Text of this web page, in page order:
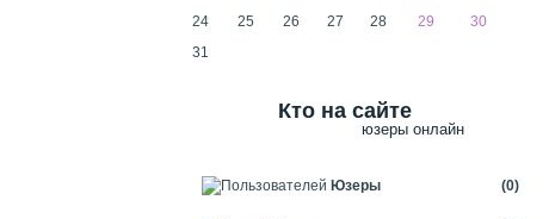
24
25 26 27 28 29
30
31
Кто на сайте
юзеры онлайн
Юзеры (0)